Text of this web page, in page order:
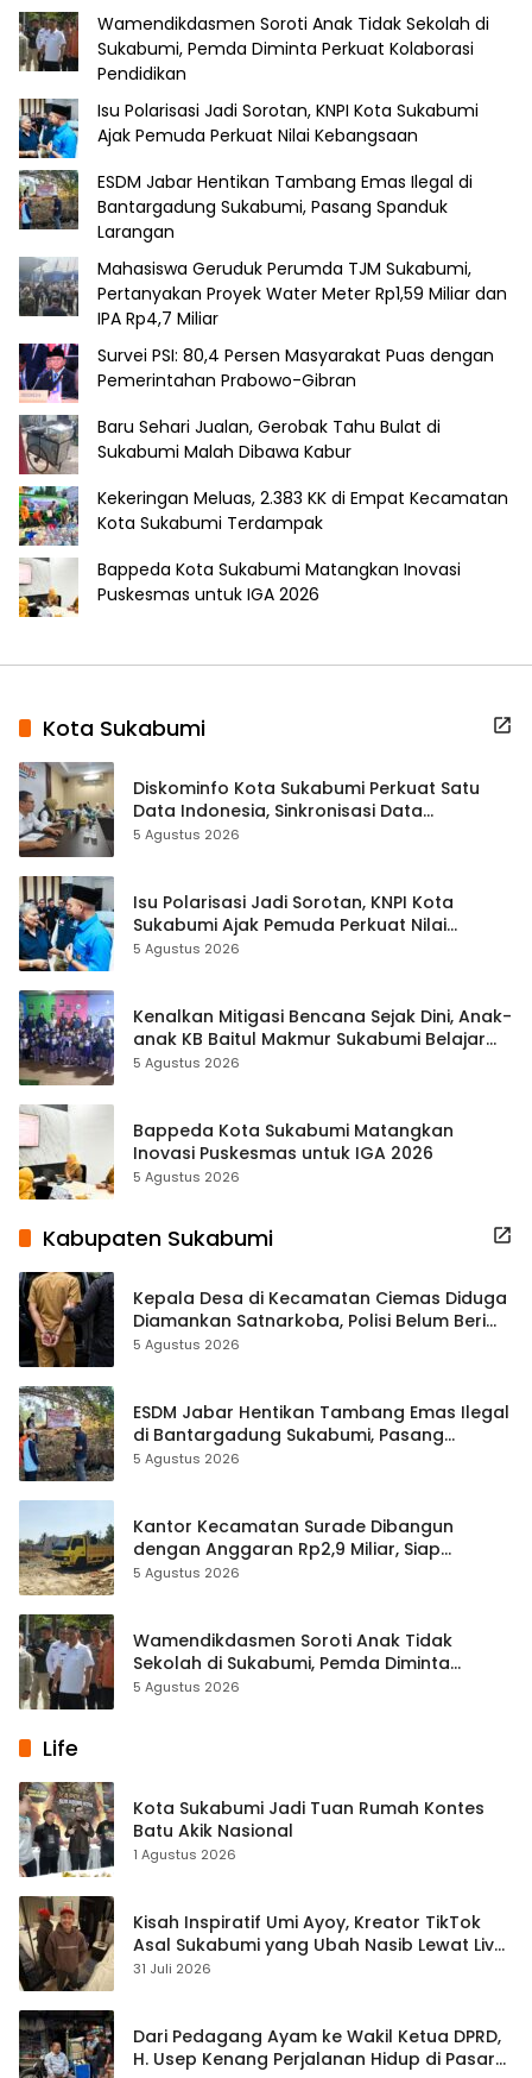
Wamendikdasmen Soroti Anak Tidak Sekolah di
Sukabumi, Pemda Diminta Perkuat Kolaborasi
Pendidikan
Isu Polarisasi Jadi Sorotan, KNPI Kota Sukabumi
Ajak Pemuda Perkuat Nilai Kebangsaan
ESDM Jabar Hentikan Tambang Emas Ilegal di
Bantargadung Sukabumi, Pasang Spanduk
Larangan
Mahasiswa Geruduk Perumda TJM Sukabumi,
Pertanyakan Proyek Water Meter Rp1,59 Miliar dan
IPA Rp4,7 Miliar
Survei PSI: 80,4 Persen Masyarakat Puas dengan
Pemerintahan Prabowo-Gibran
Baru Sehari Jualan, Gerobak Tahu Bulat di
Sukabumi Malah Dibawa Kabur
Kekeringan Meluas, 2.383 KK di Empat Kecamatan
Kota Sukabumi Terdampak
Bappeda Kota Sukabumi Matangkan Inovasi
Puskesmas untuk IGA 2026
Kota Sukabumi
Diskominfo Kota Sukabumi Perkuat Satu
Data Indonesia, Sinkronisasi Data
Kewilayahan Dikebut
5 Agustus 2026
Isu Polarisasi Jadi Sorotan, KNPI Kota
Sukabumi Ajak Pemuda Perkuat Nilai
Kebangsaan
5 Agustus 2026
Kenalkan Mitigasi Bencana Sejak Dini, Anak-
anak KB Baitul Makmur Sukabumi Belajar
Lewat Boneka Tangan
5 Agustus 2026
Bappeda Kota Sukabumi Matangkan
Inovasi Puskesmas untuk IGA 2026
5 Agustus 2026
Kabupaten Sukabumi
Kepala Desa di Kecamatan Ciemas Diduga
Diamankan Satnarkoba, Polisi Belum Beri
Penjelasan Resmi
5 Agustus 2026
ESDM Jabar Hentikan Tambang Emas Ilegal
di Bantargadung Sukabumi, Pasang
Spanduk Larangan
5 Agustus 2026
Kantor Kecamatan Surade Dibangun
dengan Anggaran Rp2,9 Miliar, Siap
Hadirkan Layanan Lebih Optimal
5 Agustus 2026
Wamendikdasmen Soroti Anak Tidak
Sekolah di Sukabumi, Pemda Diminta
Perkuat Kolaborasi Pendidikan
5 Agustus 2026
Life
Kota Sukabumi Jadi Tuan Rumah Kontes
Batu Akik Nasional
1 Agustus 2026
Kisah Inspiratif Umi Ayoy, Kreator TikTok
Asal Sukabumi yang Ubah Nasib Lewat Live
Streaming
31 Juli 2026
Dari Pedagang Ayam ke Wakil Ketua DPRD,
H. Usep Kenang Perjalanan Hidup di Pasar